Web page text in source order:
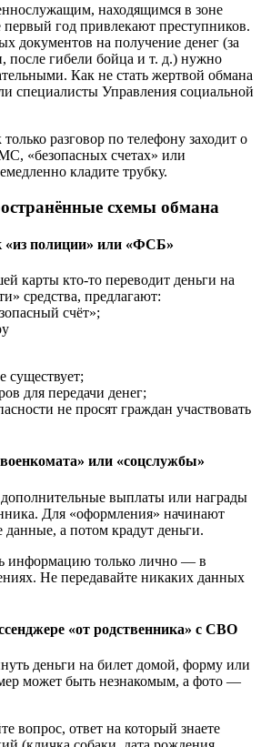
находящимся в зоне
год привлекают преступников.
документов на получение денег (за
после гибели бойца и т. д.) нужно
Как не стать жертвой обмана
специалисты Управления социальной
только разговор по телефону заходит о
«безопасных счетах» или
кладите трубку.
схемы обмана
«из полиции» или «ФСБ»
карты кто-то переводит деньги на
средства, предлагают:
счёт»;
существует;
для передачи денег;
не просят граждан участвовать
или «соцслужбы»
выплаты или награды
Для «оформления» начинают
а потом крадут деньги.
информацию только лично — в
Не передавайте никаких данных
«от родственника» с СВО
деньги на билет домой, форму или
может быть незнакомым, а фото —
вопрос, ответ на который знаете